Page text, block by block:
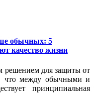
обычных: 5
качество жизни
решением для защиты от
что между обычными и
принципиальная